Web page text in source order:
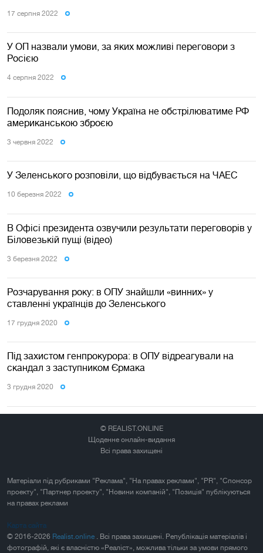
17 серпня 2022
У ОП назвали умови, за яких можливі переговори з
Росією
4 серпня 2022
Подоляк пояснив, чому Україна не обстрілюватиме РФ
американською зброєю
3 червня 2022
У Зеленського розповіли, що відбувається на ЧАЕС
10 березня 2022
В Офісі президента озвучили результати переговорів у
Біловезькій пущі (відео)
3 березня 2022
Розчарування року: в ОПУ знайшли «винних» у
ставленні українців до Зеленського
17 грудня 2020
Під захистом генпрокурора: в ОПУ відреагували на
скандал з заступником Єрмака
3 грудня 2020
© REALIST.ONLINE
Щоденне онлайн-видання
Всі права захищені
Матеріали під рубриками "Реклама", "На правах реклами", "PR", "Спонсор
проекту", "Партнер проекту", "Новини компаній", "Позиція" публікуються
на правах реклами
Карта сайта
© 2016-2026 Realist.online
. Всі права захищені. Републікація матеріалів і
фотографій, які є власністю «Реаліст», можлива тільки за умови прямого